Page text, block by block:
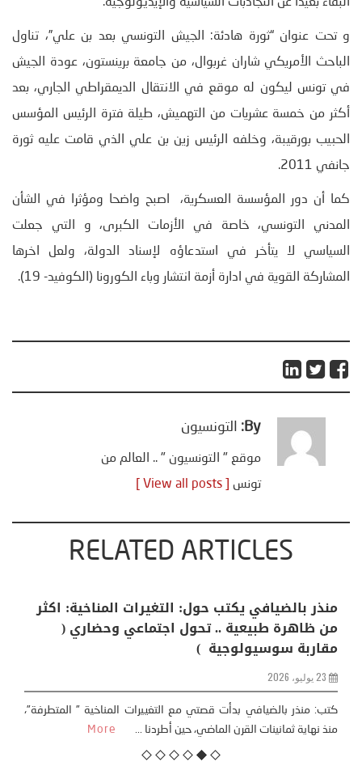
البقاء بعيدا عن التجاذبات السياسية والإيديولوجية.
و تحت عنوان “ثورة هادئة: الجيش التونسي بعد بن علي”، تناول
الباحث الأمريكي شاران غربوال، من جامعة برينستون، عودة الجيش
في تونس ليكون له موقع في الانتقال الديمقراطي الجاري، بعد
أكثر من خمسة عشريات من التهميش، طيلة فترة الرئيس المؤسس
الحبيب بورقيبة، وخلفه الرئيس زين بن علي الذي قامت عليه ثورة
جانفي 2011.
كما أن دور المؤسسة العسكرية، اصبح واضحا ومؤثرا في الشأن
المدني التونسي، خاصة في الأزمات الكبرى، و التي جعلت
السياسي لا يتأخر في استدعاؤه لإسناد الدولة، ولعل اخرها
المشاركة القوية في ادارة أزمة انتشار وباء الكورونا (الكوفيد- 19).
By: التونسيون
موقع " التونسيون " .. العالم من
تونس
RELATED ARTICLES
منذر بالضيافي يكتب حول: التغيرات المناخية: اكثر
من ظاهرة طبيعية .. تحول اجتماعي وحضاري (
مقاربة سوسيولوجية )
23 يوليو، 2026
كتب: منذر بالضيافي بدأت قصتي مع التغييرات المناخية ” المتطرفة”،
منذ نهاية ثمانينات القرن الماضي، حين أطردنا ...
More